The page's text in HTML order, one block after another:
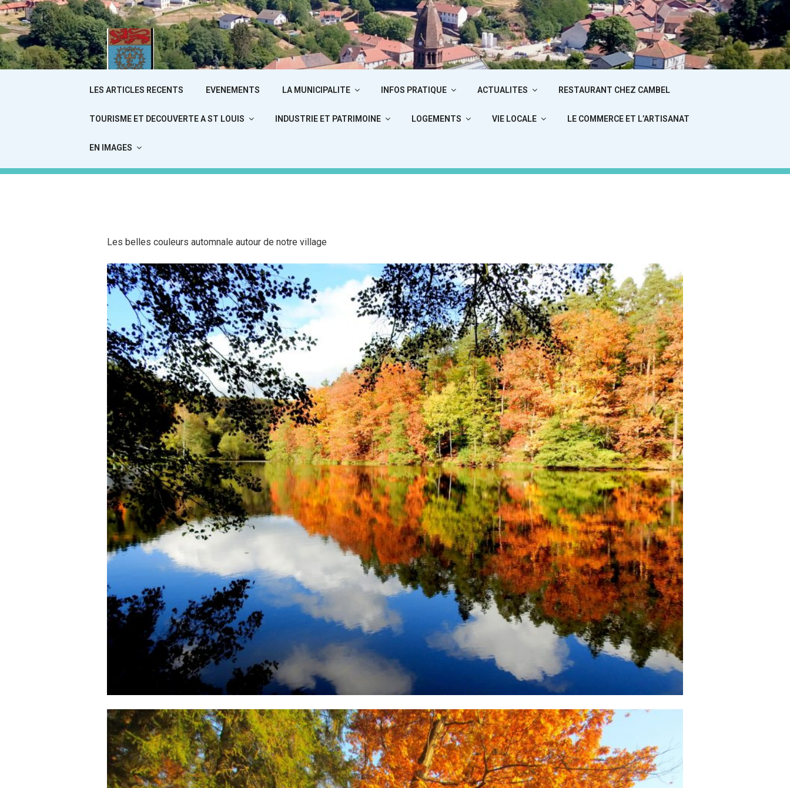
Aller
au
contenu
principal
SAINT-LOUIS-LES-BITCHE
LES ARTICLES RECENTS EVENEMENTS LA MUNICIPALITE INFOS PRATIQUE ACTUALITES RESTAURANT CHEZ CAMBEL
TOURISME ET DECOUVERTE A ST LOUIS INDUSTRIE ET PATRIMOINE LOGEMENTS VIE LOCALE LE COMMERCE ET L’ARTISANAT
EN IMAGES
Les belles couleurs automnale autour de notre village